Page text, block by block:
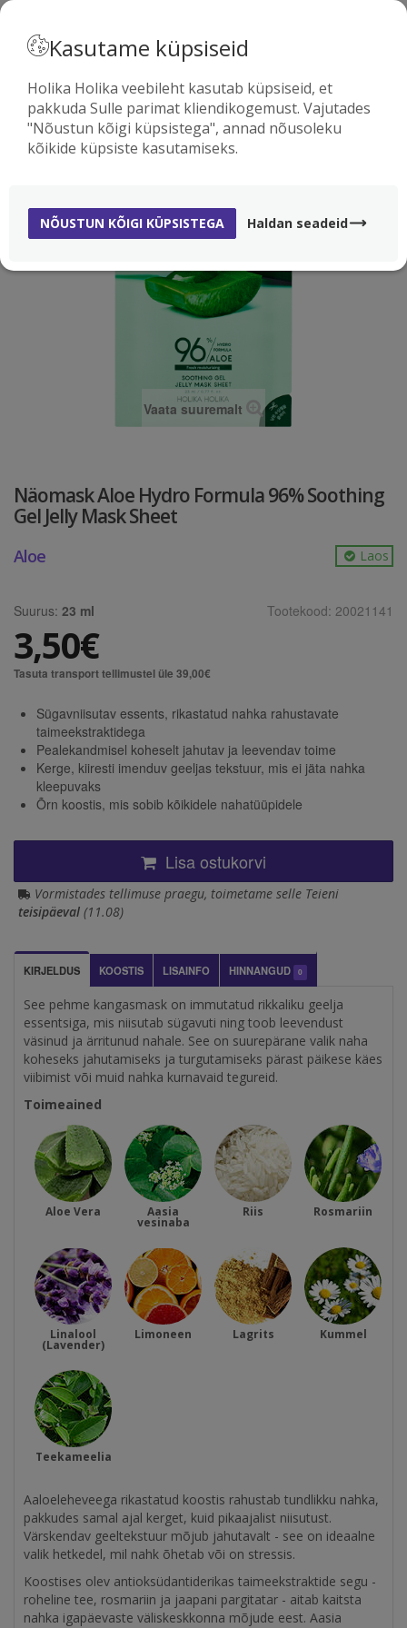
Vaata suuremalt
Näomask Aloe Hydro Formula 96% Soothing
Gel Jelly Mask Sheet
Aloe Laos
Suurus: 23 ml Tootekood: 20021141
3,50€
Tasuta transport tellimustel üle 39,00€
Sügavniisutav essents, rikastatud nahka rahustavate
taimeekstraktidega
Pealekandmisel koheselt jahutav ja leevendav toime
Kerge, kiiresti imenduv geeljas tekstuur, mis ei jäta nahka
kleepuvaks
Õrn koostis, mis sobib kõikidele nahatüüpidele
Lisa ostukorvi
Vormistades tellimuse praegu, toimetame selle Teieni
teisipäeval (11.08)
KIRJELDUS KOOSTIS LISAINFO HINNANGUD 0
See pehme kangasmask on immutatud rikkaliku geelja
essentsiga, mis niisutab sügavuti ning toob leevendust
väsinud ja ärritunud nahale. See on suurepärane valik naha
koheseks jahutamiseks ja turgutamiseks pärast päikese käes
viibimist või muid nahka kurnavaid tegureid.
Toimeained
Aloe Vera Aasia
vesinaba
Riis Rosmariin
Linalool
(Lavender)
Limoneen Lagrits Kummel
Teekameelia
Aaloeleheveega rikastatud koostis rahustab tundlikku nahka,
pakkudes samal ajal kerget, kuid pikaajalist niisutust.
Värskendav geeltekstuur mõjub jahutavalt - see on ideaalne
valik hetkedel, mil nahk õhetab või on stressis.
Koostises olev antioksüdantiderikas taimeekstraktide segu -
roheline tee, rosmariin ja jaapani pargitatar - aitab kaitsta
nahka igapäevaste väliskeskkonna mõjude eest. Aasia
Kasutame küpsiseid
Holika Holika veebileht kasutab küpsiseid, et
pakkuda Sulle parimat kliendikogemust. Vajutades
"Nõustun kõigi küpsistega", annad nõusoleku
kõikide küpsiste kasutamiseks.
NÕUSTUN KÕIGI KÜPSISTEGA Haldan seadeid